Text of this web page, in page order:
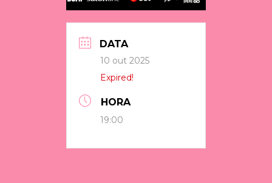
DATA
10 out 2025
Expired!
TEMPO
19:00 - 23:55